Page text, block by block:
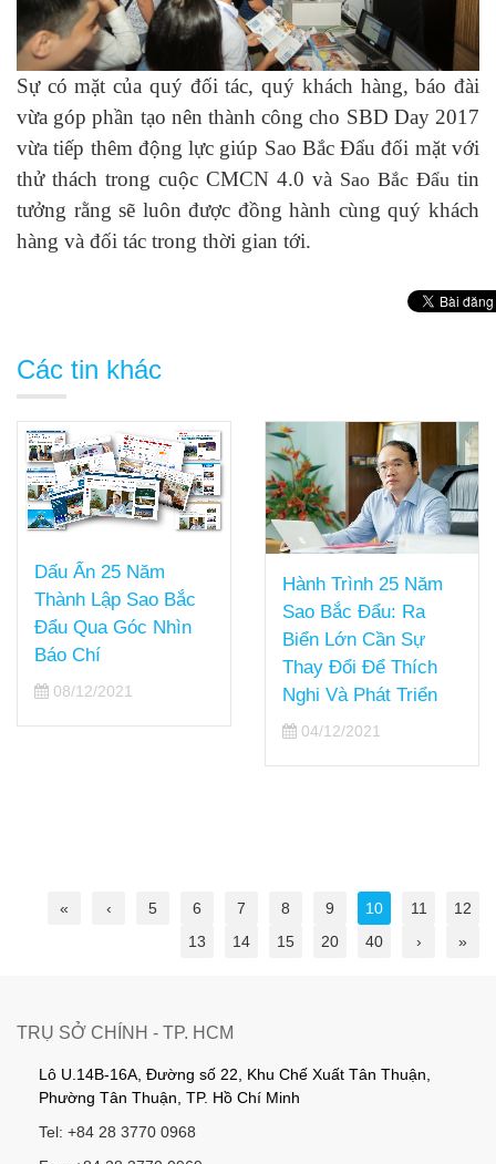
Sự có mặt của quý đối tác, quý khách hàng, báo đài
vừa góp phần tạo nên thành công cho SBD Day 2017
vừa tiếp thêm động lực giúp Sao Bắc Đẩu đối mặt với
thử thách trong cuộc CMCN 4.0 và Sao Bắc Đẩu tin
tưởng rằng sẽ luôn được đồng hành cùng quý khách
hàng và đối tác trong thời gian tới.
Các tin khác
Dấu Ấn 25 Năm
Thành Lập Sao Bắc
Đẩu Qua Góc Nhìn
Báo Chí
08/12/2021
Hành Trình 25 Năm
Sao Bắc Đẩu: Ra
Biển Lớn Cần Sự
Thay Đổi Để Thích
Nghi Và Phát Triển
04/12/2021
« ‹ 5 6 7 8 9 10 11
12
13
14 15 20 40 › »
TRỤ SỞ CHÍNH - TP. HCM
Lô U.14B-16A, Đường số 22, Khu Chế Xuất Tân Thuận,
Phường Tân Thuận, TP. Hồ Chí Minh
Tel: +84 28 3770 0968